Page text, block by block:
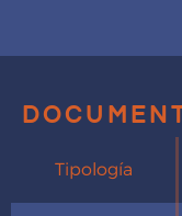
Tipología